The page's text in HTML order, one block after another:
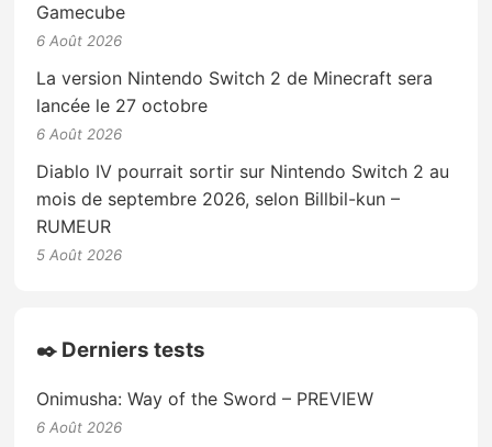
Gamecube
6 Août 2026
La version Nintendo Switch 2 de Minecraft sera
lancée le 27 octobre
6 Août 2026
Diablo IV pourrait sortir sur Nintendo Switch 2 au
mois de septembre 2026, selon Billbil-kun –
RUMEUR
5 Août 2026
✒️ Derniers tests
Onimusha: Way of the Sword – PREVIEW
6 Août 2026